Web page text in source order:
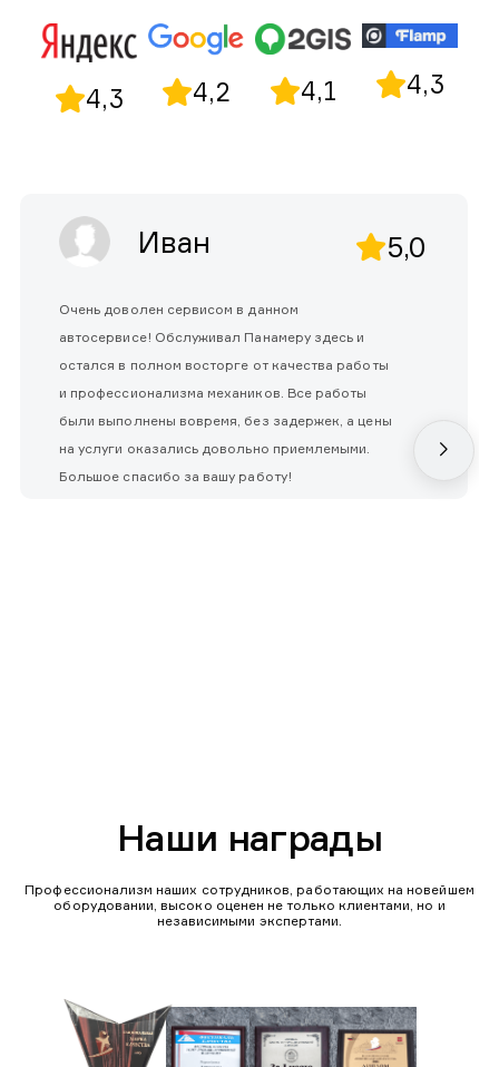
4,3 4,2 4,1 4,3
Иван 5,0
Очень доволен сервисом в данном
автосервисе! Обслуживал Панамеру здесь и
остался в полном восторге от качества работы
и профессионализма механиков. Все работы
были выполнены вовремя, без задержек, а цены
на услуги оказались довольно приемлемыми.
Большое спасибо за вашу работу!
Наши награды
Профессионализм наших сотрудников, работающих на новейшем
оборудовании, высоко оценен не только клиентами, но и
независимыми экспертами.